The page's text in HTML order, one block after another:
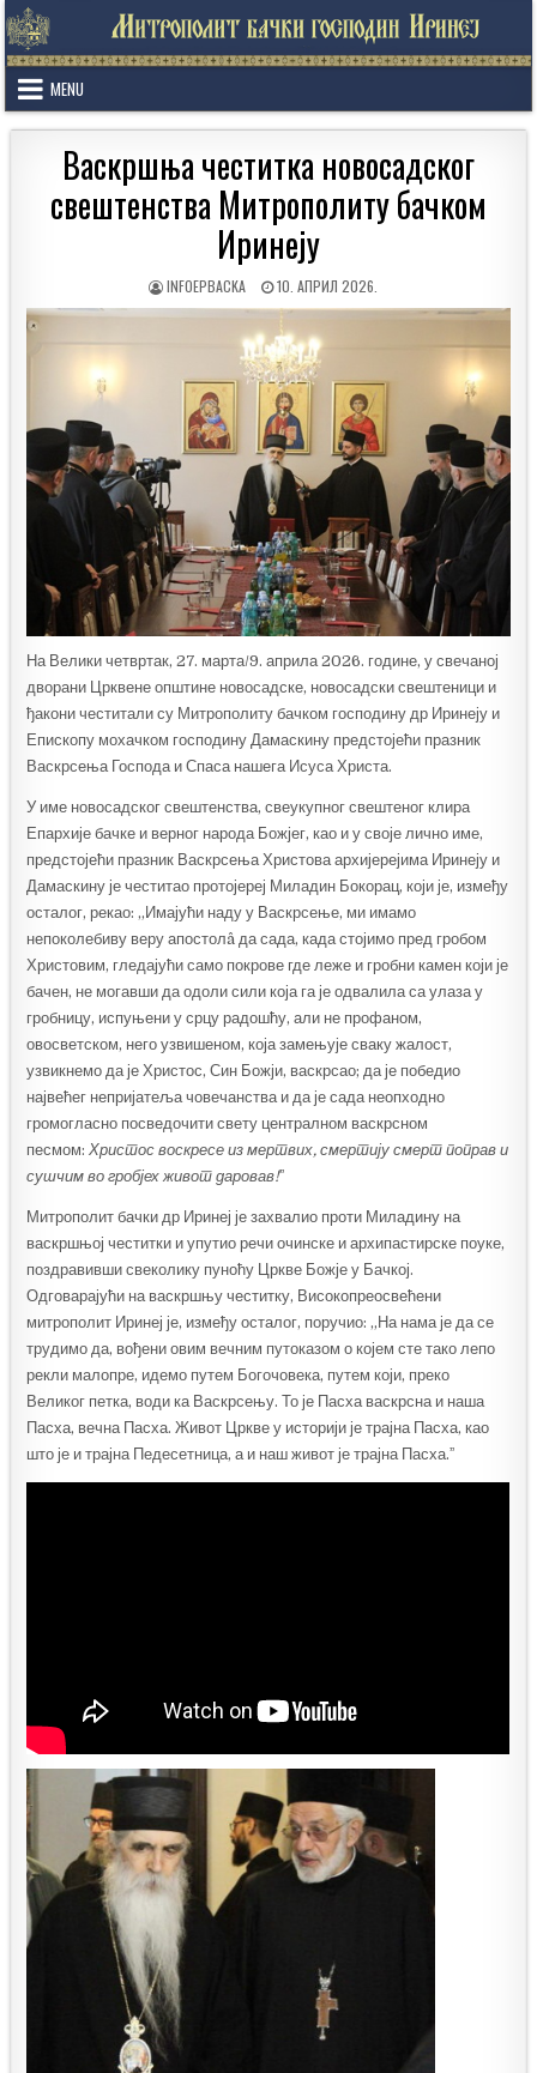
Skip
to
content
MENU
Васкршња честитка новосадског
свештенства Митрополиту бачком
Иринеју
AUTHOR:
INFOEPBACKA
PUBLISHED
DATE:
10. АПРИЛ 2026.
На Велики четвртак, 27. марта/9. априла 2026. године, у свечаној
дворани Црквене општине новосадске, новосадски свештеници и
ђакони честитали су Митрополиту бачком господину др Иринеју и
Епископу мохачком господину Дамаскину предстојећи празник
Васкрсења Господа и Спаса нашега Исуса Христа.
У име новосадског свештенства, свеукупног свештеног клира
Епархије бачке и верног народа Божјег, као и у своје лично име,
предстојећи празник Васкрсења Христова архијерејима Иринеју и
Дамаскину је честитао протојереј Миладин Бокорац, који је, између
осталог, рекао: „Имајући наду у Васкрсење, ми имамо
непоколебиву веру апостолâ да сада, када стојимо пред гробом
Христовим, гледајући само покрове где леже и гробни камен који је
бачен, не могавши да одоли сили која га је одвалила са улаза у
гробницу, испуњени у срцу радошћу, али не профаном,
овосветском, него узвишеном, која замењује сваку жалост,
узвикнемо да је Христос, Син Божји, васкрсао; да је победио
највећег непријатеља човечанства и да је сада неопходно
громогласно посведочити свету централном васкрсном
песмом:Христос воскресе из мертвих, смертију смерт поправ и
сушчим во гробјех живот даровав!ˮ
Митрополит бачки др Иринеј је захвалио проти Миладину на
васкршњој честитки и упутио речи очинске и архипастирске поуке,
поздравивши свеколику пуноћу Цркве Божје у Бачкој.
Одговарајући на васкршњу честитку, Високопреосвећени
митрополит Иринеј је, између осталог, поручио: „На нама је да се
трудимо да, вођени овим вечним путоказом о којем сте тако лепо
рекли малопре, идемо путем Богочовека, путем који, преко
Великог петка, води ка Васкрсењу. То је Пасха васкрсна и наша
Пасха, вечна Пасха. Живот Цркве у историји је трајна Пасха, као
што је и трајна Педесетница, а и наш живот је трајна Пасха.ˮ